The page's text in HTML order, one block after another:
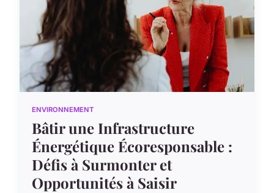
ENVIRONNEMENT
Bâtir une Infrastructure
Énergétique Écoresponsable :
Défis à Surmonter et
Opportunités à Saisir